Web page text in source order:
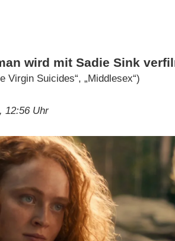
wird mit Sadie Sink
Virgin Suicides“, „Middlesex“)
12:56 Uhr